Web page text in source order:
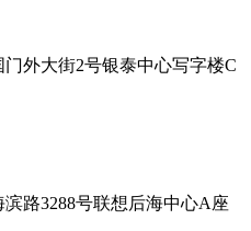
外大街2号银泰中心写字楼C
路3288号联想后海中心A座